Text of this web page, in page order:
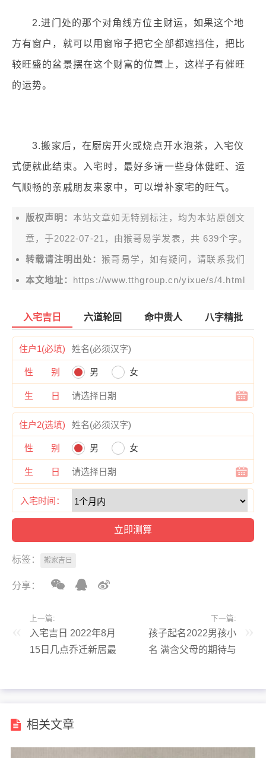
2.进门处的那个对角线方位主财运，如果这个地
方有窗户，就可以用窗帘子把它全部都遮挡住，把比
较旺盛的盆景摆在这个财富的位置上，这样子有催旺
的运势。
3.搬家后，在厨房开火或烧点开水泡茶，入宅仪
式便就此结束。入宅时，最好多请一些身体健旺、运
气顺畅的亲戚朋友来家中，可以增补家宅的旺气。
版权声明： 本站文章如无特别标注，均为本站原创文
章，于2022-07-21，由猴哥易学 发表，共 639个字。
转载请注明出处：猴哥易学，如有疑问，请联系我们
本文地址： https://www.tthgroup.cn/yixue/s/4.html
入宅吉日 六道轮回 命中贵人 八字精批
住户1(必填)
性 别 男 女
生 日
住户2(选填)
性 别 男 女
生 日
入宅时间：
标签： 搬家吉日
分享：
上一篇:
入宅吉日 2022年8月
15日几点乔迁新居最
下一篇:
孩子起名2022男孩小
名 满含父母的期待与
相关文章